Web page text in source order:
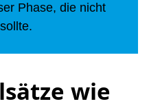
Phase, die nicht